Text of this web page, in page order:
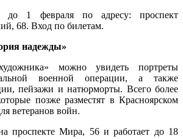
до 1 февраля по адресу: проспект
68. Вход по билетам.
надежды»
можно увидеть портреты
военной операции, а также
пейзажи и натюрморты. Всего более
позже разместят в Красноярском
ветеранов войн.
проспекте Мира, 56 и работает до 18